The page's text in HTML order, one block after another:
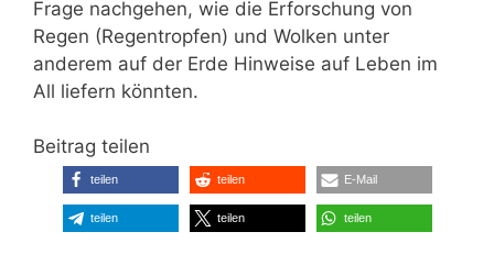
Frage nachgehen, wie die Erforschung von
Regen (Regentropfen) und Wolken unter
anderem auf der Erde Hinweise auf Leben im
All liefern könnten.
Beitrag teilen
teilen teilen E-Mail
teilen teilen teilen